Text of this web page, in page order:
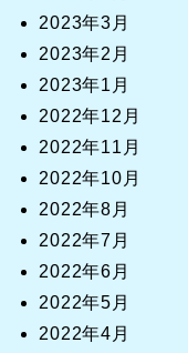
2023年3月
2023年2月
2023年1月
2022年12月
2022年11月
2022年10月
2022年8月
2022年7月
2022年6月
2022年5月
2022年4月